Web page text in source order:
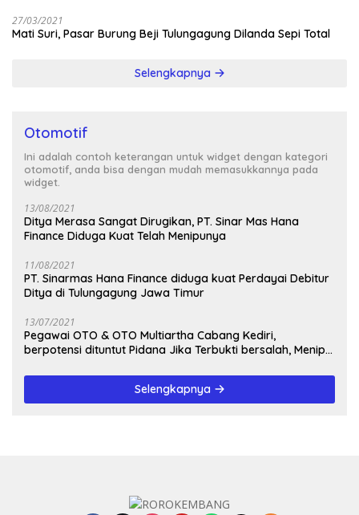
27/03/2021
Mati Suri, Pasar Burung Beji Tulungagung Dilanda Sepi Total
Selengkapnya
Otomotif
Ini adalah contoh keterangan untuk widget dengan kategori
otomotif, anda bisa dengan mudah memasukkannya pada
widget.
13/08/2021
Ditya Merasa Sangat Dirugikan, PT. Sinar Mas Hana
Finance Diduga Kuat Telah Menipunya
11/08/2021
PT. Sinarmas Hana Finance diduga kuat Perdayai Debitur
Ditya di Tulungagung Jawa Timur
13/07/2021
Pegawai OTO & OTO Multiartha Cabang Kediri,
berpotensi dituntut Pidana Jika Terbukti bersalah, Menipu
Selengkapnya